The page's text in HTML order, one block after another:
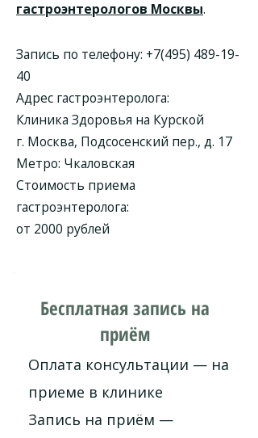
гастроэнтерологов Москвы.
Запись по телефону: +7(495) 489-19-
40
Адрес гастроэнтеролога:
Клиника Здоровья на Курской
г. Москва, Подсосенский пер., д. 17
Метро: Чкаловская
Стоимость приема
гастроэнтеролога:
от 2000 рублей
Бесплатная запись на
приём
Оплата консультации — на
приеме в клинике
Запись на приём —